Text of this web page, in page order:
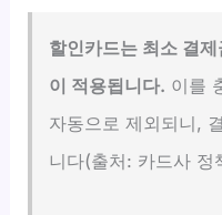
할인카드는 최소 결제
이 적용됩니다. 이를
자동으로 제외되니,
니다(출처: 카드사